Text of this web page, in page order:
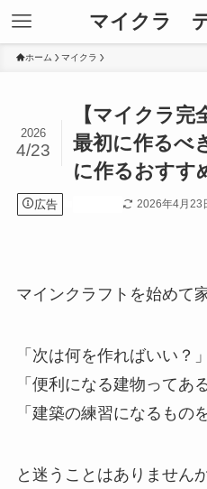
マイクラ
ホーム マイクラ
【マイクラ
最初に作るべ
に作るおすす
2026
4/23
広告 2026年4月23
マインクラフトを始めて
「次は何を作ればいい？」
「便利になる建物ってあ
「建築の練習になるもの
と迷うことはありません